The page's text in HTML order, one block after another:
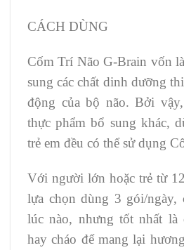
CÁCH DÙNG
Cốm Trí Não G-Brain vốn
sung các chất dinh dưỡng
động của bộ não. Bởi
thực phẩm bổ sung khác,
trẻ em đều có thể sử dụng
Với người lớn hoặc trẻ từ
lựa chọn dùng 3 gói/ngày,
lúc nào, nhưng tốt nhất là
hay cháo để mang lại